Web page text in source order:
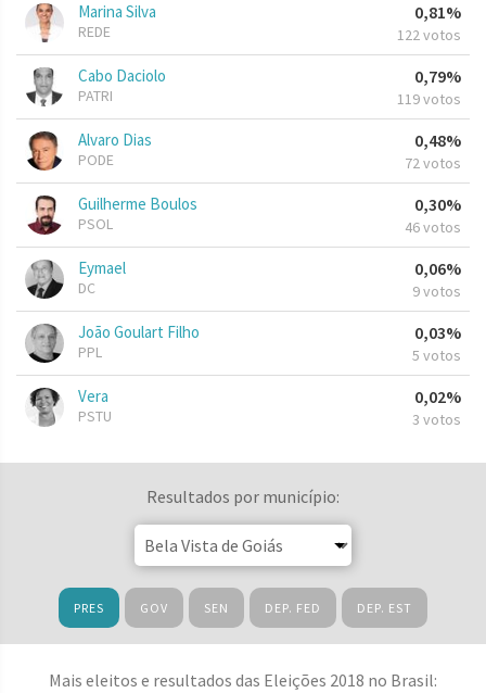
Marina Silva
REDE
0,81%
122 votos
Cabo Daciolo
PATRI
0,79%
119 votos
Alvaro Dias
PODE
0,48%
72 votos
Guilherme Boulos
PSOL
0,30%
46 votos
Eymael
DC
0,06%
9 votos
João Goulart Filho
PPL
0,03%
5 votos
Vera
PSTU
0,02%
3 votos
Resultados por município:
PRES GOV SEN DEP. FED DEP. EST
Mais eleitos e resultados das Eleições 2018 no Brasil: